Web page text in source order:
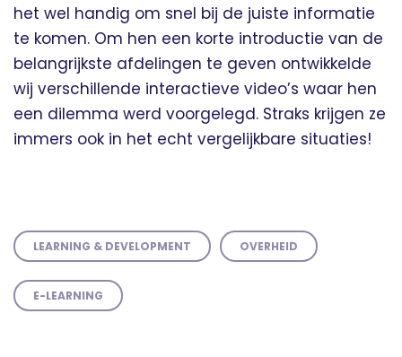
het wel handig om snel bij de juiste informatie
te komen. Om hen een korte introductie van de
belangrijkste afdelingen te geven ontwikkelde
wij verschillende interactieve video’s waar hen
een dilemma werd voorgelegd. Straks krijgen ze
immers ook in het echt vergelijkbare situaties!
LEARNING & DEVELOPMENT OVERHEID
E-LEARNING